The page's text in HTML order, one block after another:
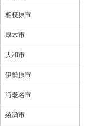
相模原市
厚木市
大和市
伊勢原市
海老名市
綾瀬市